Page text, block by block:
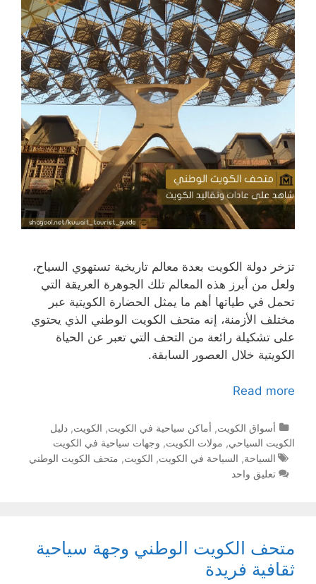
تزخر دولة الكويت بعدة معالم تاريخية تستهوي السياح،
ولعل من أبرز هذه المعالم تلك الجوهرة العريقة التي
تحمل في طياتها أهم ما يمثل الحضارة الكويتية عبر
مختلف الأزمنة، إنه متحف الكويت الوطني الذي يحتوي
على تشكيلة رائعة من التحف التي تعبر عن الحياة
الكويتية خلال العصور السابقة.
Read more
التصنيفات
أسواق الكويت, أماكن سياحية في الكويت, الكويت, دليل
الكويت السياحي, مولات الكويت, وجهات سياحية في الكويت
الوسوم
السياحة, السياحة في الكويت, الكويت, متحف الكويت الوطني
تعليق واحد
متحف الكويت الوطني وجهة سياحية
ثقافية فريدة